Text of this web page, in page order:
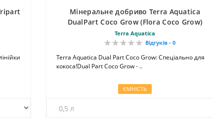
Мінеральне добриво Terra Aquatica
DualPart Coco Grow (Flora Coco Grow)
Terra Aquatica
Відгуків - 0
Terra Aquatica Dual Part Coco Grow: Спеціально для
кокоса!Dual Part Coco Grow - ..
ЄМНІСТЬ